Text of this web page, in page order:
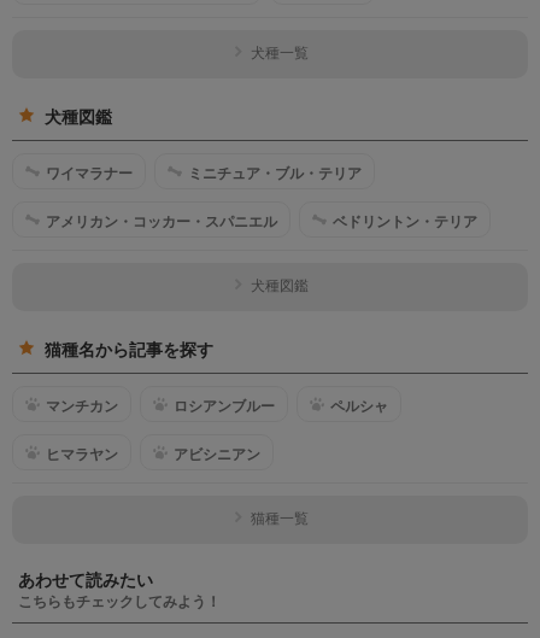
犬種一覧
犬種図鑑
ワイマラナー ミニチュア・ブル・テリア
アメリカン・コッカー・スパニエル ベドリントン・テリア
犬種図鑑
猫種名から記事を探す
マンチカン ロシアンブルー ペルシャ
ヒマラヤン アビシニアン
猫種一覧
あわせて読みたい
こちらもチェックしてみよう！